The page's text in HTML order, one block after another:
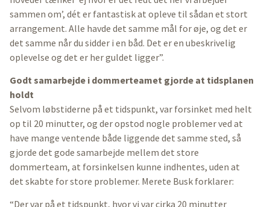
sammen om’, dét er fantastisk at opleve til sådan et stort
arrangement. Alle havde det samme mål for øje, og det er
det samme når du sidder i en båd. Det er en ubeskrivelig
oplevelse og det er her guldet ligger”.
Godt samarbejde i dommerteamet gjorde at tidsplanen
holdt
Selvom løbstiderne på et tidspunkt, var forsinket med helt
op til 20 minutter, og der opstod nogle problemer ved at
have mange ventende både liggende det samme sted, så
gjorde det gode samarbejde mellem det store
dommerteam, at forsinkelsen kunne indhentes, uden at
det skabte for store problemer. Merete Busk forklarer:
“Der var på et tidspunkt, hvor vi var cirka 20 minutter